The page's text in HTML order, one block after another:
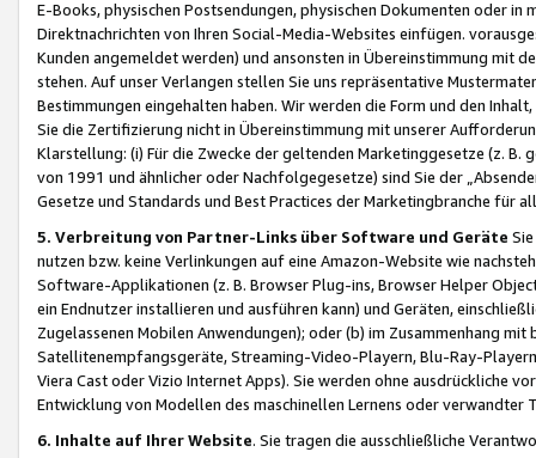
E-Books, physischen Postsendungen, physischen Dokumenten oder in
Direktnachrichten von Ihren Social-Media-Websites einfügen.
Kunden angemeldet werden) und ansonsten in Übereinstimmung mit
stehen. Auf unser Verlangen stellen Sie uns repräsentative
Bestimmungen eingehalten haben. Wir werden die Form und den
Sie die Zertifizierung nicht in Übereinstimmung mit unserer
Klarstellung: (i) Für die Zwecke der geltenden Marketinggesetze (z. B.
von 1991 und ähnlicher oder Nachfolgegesetze) sind Sie der
Gesetze und Standards und Best Practices der Marketingbranche für
5. Verbreitung von Partner-Links über Software und Geräte
nutzen bzw. keine Verlinkungen auf eine Amazon-Website wie
Software-Applikationen (z. B. Browser Plug-ins, Browser Helper
ein Endnutzer installieren und ausführen kann) und Geräten,
Zugelassenen Mobilen Anwendungen); oder (b) im Zusammenhang
Satellitenempfangsgeräte, Streaming-Video-Playern, Blu-Ray-
Viera Cast oder Vizio Internet Apps). Sie werden ohne ausdrückliche
Entwicklung von Modellen des maschinellen Lernens oder
6. Inhalte auf Ihrer Website. Sie tragen die ausschließliche